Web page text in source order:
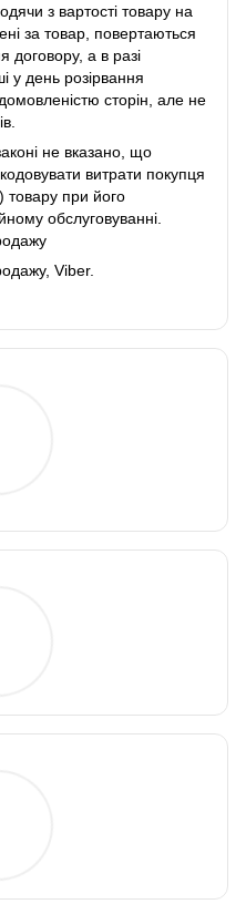
з вартості товару на
за товар, повертаються
договору, а в разі
у день розірвання
сторін, але не
не вказано, що
витрати покупця
товару при його
обслуговуванні.
Viber.